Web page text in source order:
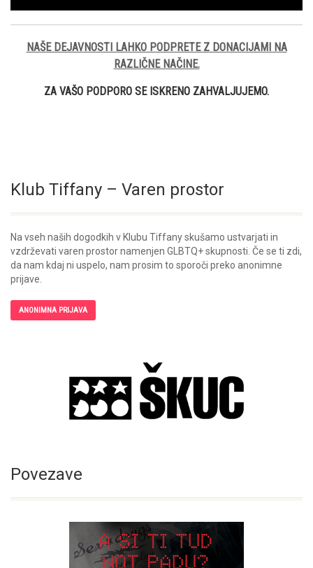
NAŠE DEJAVNOSTI LAHKO PODPRETE Z DONACIJAMI NA
RAZLIČNE NAČINE.
ZA VAŠO PODPORO SE ISKRENO ZAHVALJUJEMO.
Klub Tiffany – Varen prostor
Na vseh naših dogodkih v Klubu Tiffany skušamo ustvarjati in
vzdrževati varen prostor namenjen GLBTQ+ skupnosti. Če se ti zdi,
da nam kdaj ni uspelo, nam prosim to sporoči preko anonimne
prijave.
ANONIMNA PRIJAVA
Povezave